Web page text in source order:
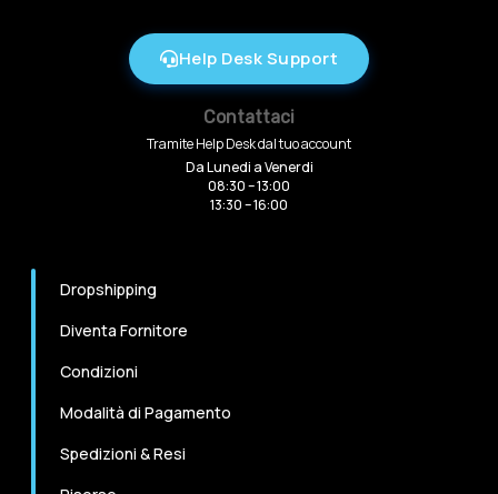
Help Desk Support
Contattaci
Tramite Help Desk dal tuo account
Da Lunedi a Venerdi
08:30 – 13:00
13:30 – 16:00
Dropshipping
Diventa Fornitore
Condizioni
Modalità di Pagamento
Spedizioni & Resi